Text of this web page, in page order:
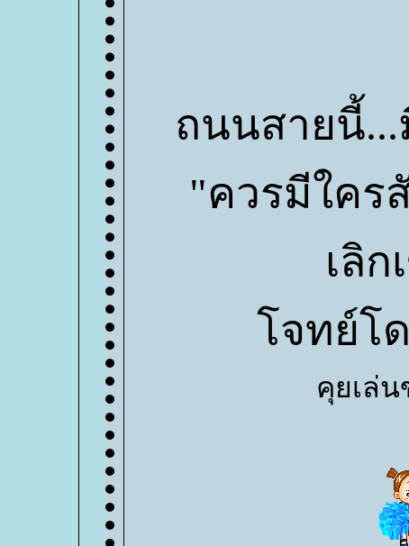
ถนนสายนี้...
"ควรมีใคร
เลิ
จทย์โด
คุยเล่น